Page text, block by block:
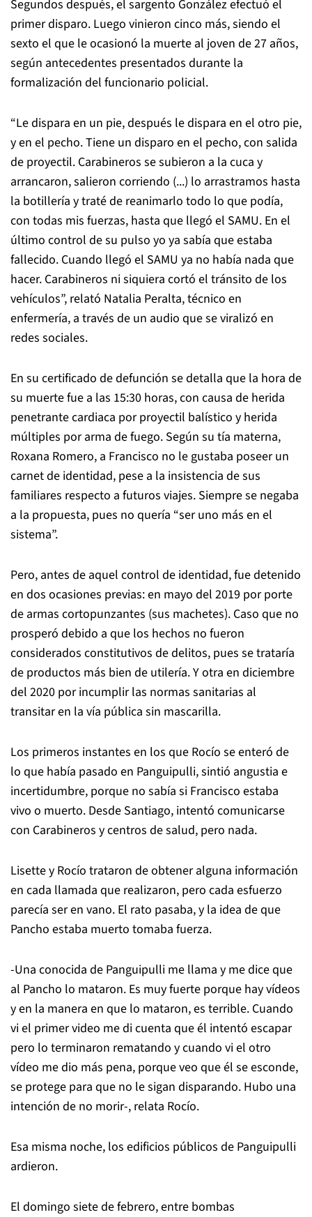
Segundos después, el sargento González efectuó el
primer disparo. Luego vinieron cinco más, siendo el
sexto el que le ocasionó la muerte al joven de 27 años,
según antecedentes presentados durante la
formalización del funcionario policial.
“Le dispara en un pie, después le dispara en el otro pie,
y en el pecho. Tiene un disparo en el pecho, con salida
de proyectil. Carabineros se subieron a la cuca y
arrancaron, salieron corriendo (...) lo arrastramos hasta
la botillería y traté de reanimarlo todo lo que podía,
con todas mis fuerzas, hasta que llegó el SAMU. En el
último control de su pulso yo ya sabía que estaba
fallecido. Cuando llegó el SAMU ya no había nada que
hacer. Carabineros ni siquiera cortó el tránsito de los
vehículos”, relató Natalia Peralta, técnico en
enfermería, a través de un audio que se viralizó en
redes sociales.
En su certificado de defunción se detalla que la hora de
su muerte fue a las 15:30 horas, con causa de herida
penetrante cardiaca por proyectil balístico y herida
múltiples por arma de fuego. Según su tía materna,
Roxana Romero, a Francisco no le gustaba poseer un
carnet de identidad, pese a la insistencia de sus
familiares respecto a futuros viajes. Siempre se negaba
a la propuesta, pues no quería “ser uno más en el
sistema”.
Pero, antes de aquel control de identidad, fue detenido
en dos ocasiones previas: en mayo del 2019 por porte
de armas cortopunzantes (sus machetes). Caso que no
prosperó debido a que los hechos no fueron
considerados constitutivos de delitos, pues se trataría
de productos más bien de utilería. Y otra en diciembre
del 2020 por incumplir las normas sanitarias al
transitar en la vía pública sin mascarilla.
Los primeros instantes en los que Rocío se enteró de
lo que había pasado en Panguipulli, sintió angustia e
incertidumbre, porque no sabía si Francisco estaba
vivo o muerto. Desde Santiago, intentó comunicarse
con Carabineros y centros de salud, pero nada.
Lisette y Rocío trataron de obtener alguna información
en cada llamada que realizaron, pero cada esfuerzo
parecía ser en vano. El rato pasaba, y la idea de que
Pancho estaba muerto tomaba fuerza.
-Una conocida de Panguipulli me llama y me dice que
al Pancho lo mataron. Es muy fuerte porque hay vídeos
y en la manera en que lo mataron, es terrible. Cuando
vi el primer video me di cuenta que él intentó escapar
pero lo terminaron rematando y cuando vi el otro
vídeo me dio más pena, porque veo que él se esconde,
se protege para que no le sigan disparando. Hubo una
intención de no morir-, relata Rocío.
Esa misma noche, los edificios públicos de Panguipulli
ardieron.
El domingo siete de febrero, entre bombas